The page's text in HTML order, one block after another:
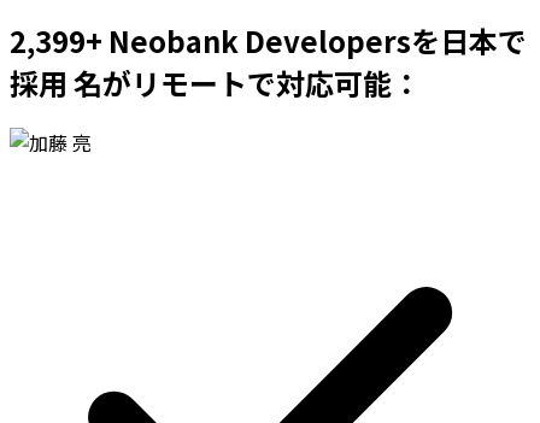
2,399+ Neobank Developersを日本で
採用 名がリモートで対応可能：